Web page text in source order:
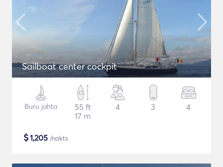
Sailboat center cockpit
Buru jahta
55 ft
17 m
4 3 4
$1,205 /nakts